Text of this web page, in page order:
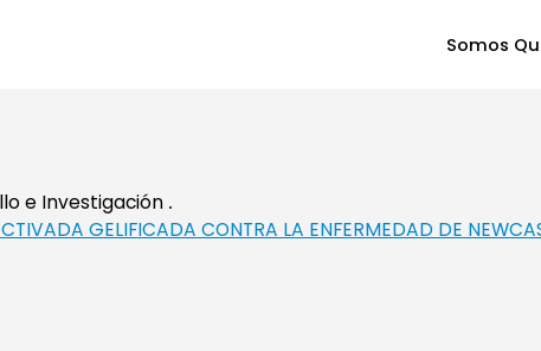
Somos
e Investigación
GELIFICADA CONTRA LA ENFERMEDAD DE